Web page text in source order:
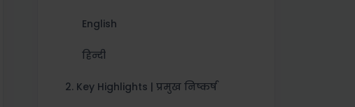
English
हिन्दी
2. Key Highlights | प्रमुख निष्कर्ष